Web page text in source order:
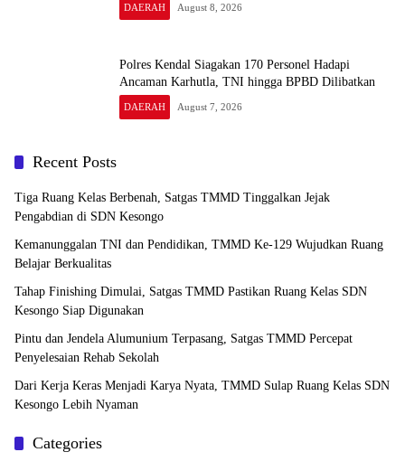
DAERAH August 8, 2026
Polres Kendal Siagakan 170 Personel Hadapi
Ancaman Karhutla, TNI hingga BPBD Dilibatkan
DAERAH August 7, 2026
Recent Posts
Tiga Ruang Kelas Berbenah, Satgas TMMD Tinggalkan Jejak
Pengabdian di SDN Kesongo
Kemanunggalan TNI dan Pendidikan, TMMD Ke-129 Wujudkan Ruang
Belajar Berkualitas
Tahap Finishing Dimulai, Satgas TMMD Pastikan Ruang Kelas SDN
Kesongo Siap Digunakan
Pintu dan Jendela Alumunium Terpasang, Satgas TMMD Percepat
Penyelesaian Rehab Sekolah
Dari Kerja Keras Menjadi Karya Nyata, TMMD Sulap Ruang Kelas SDN
Kesongo Lebih Nyaman
Categories